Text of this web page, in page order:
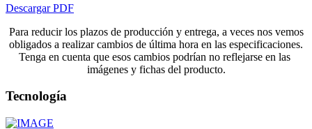
Descargar PDF
Para reducir los plazos de producción y entrega, a veces nos vemos
obligados a realizar cambios de última hora en las especificaciones.
Tenga en cuenta que esos cambios podrían no reflejarse en las
imágenes y fichas del producto.
Tecnología